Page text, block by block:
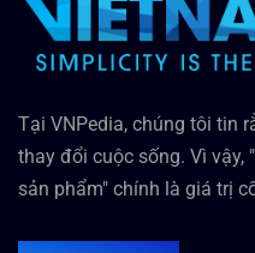
Tại VNPedia, chúng tôi tin
thay đổi cuộc sống. Vì
sản phẩm" chính là giá trị